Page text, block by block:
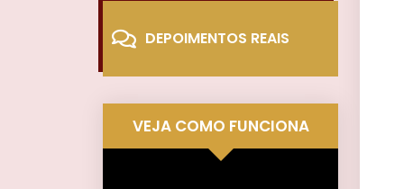
DEPOIMENTOS REAIS
VEJA COMO FUNCIONA